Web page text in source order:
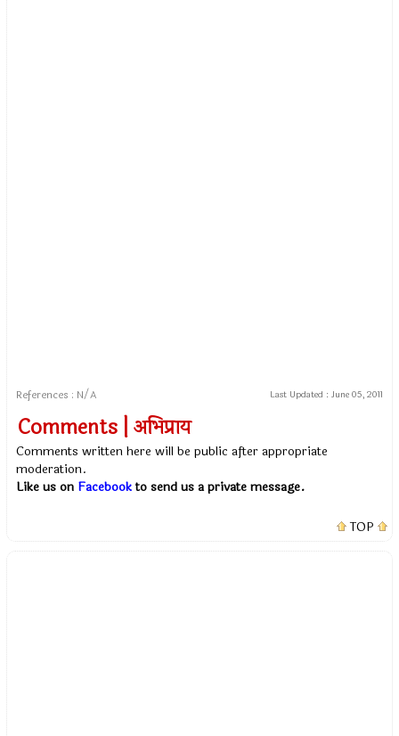
References : N/A Last Updated : June 05, 2011
Comments | अभिप्राय
Comments written here will be public after appropriate
moderation.
Like us on Facebookto send us a private message.
TOP